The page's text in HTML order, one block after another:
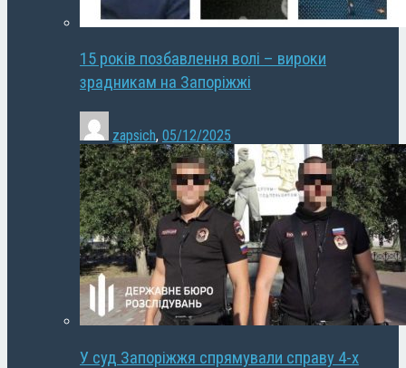
15 років позбавлення волі – вироки
зрадникам на Запоріжжі
zapsich, 05/12/2025
У суд Запоріжжя спрямували справу 4-х